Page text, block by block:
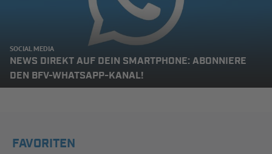
SOCIAL MEDIA
NEWS DIREKT AUF DEIN SMARTPHONE: ABONNIERE
DEN BFV-WHATSAPP-KANAL!
FAVORITEN